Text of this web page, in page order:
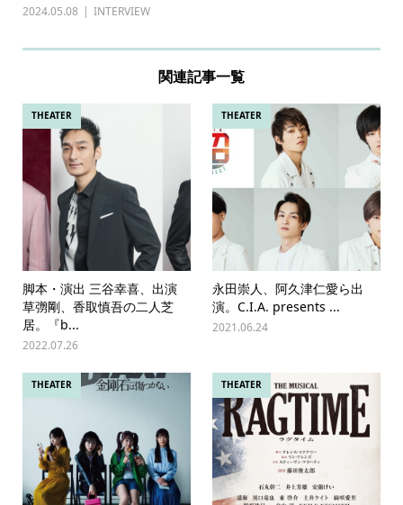
2024.05.08 INTERVIEW
関連記事一覧
THEATER
脚本・演出 三谷幸喜、出演
草彅剛、香取慎吾の二人芝
居。『b...
2022.07.26
THEATER
永田崇人、阿久津仁愛ら出
演。C.I.A. presents ...
2021.06.24
THEATER THEATER